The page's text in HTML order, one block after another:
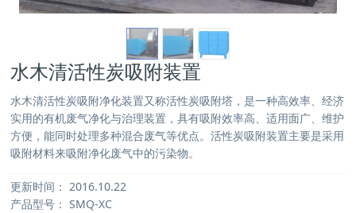
水木清活性炭吸附装置
水木清活性炭吸附净化装置又称活性炭吸附塔，是一种高效率、经济
实用的有机废气净化与治理装置，具有吸附效率高、适用面广、维护
方便，能同时处理多种混合废气等优点。活性炭吸附装置主要是采用
吸附材料来吸附净化废气中的污染物。
更新时间： 2016.10.22
产品型号： SMQ-XC